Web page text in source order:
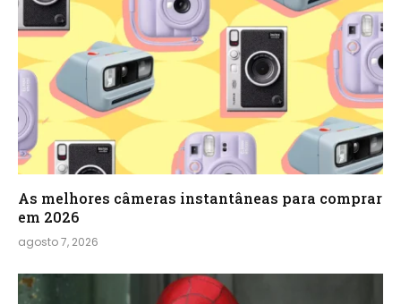
As melhores câmeras instantâneas para comprar
em 2026
agosto 7, 2026